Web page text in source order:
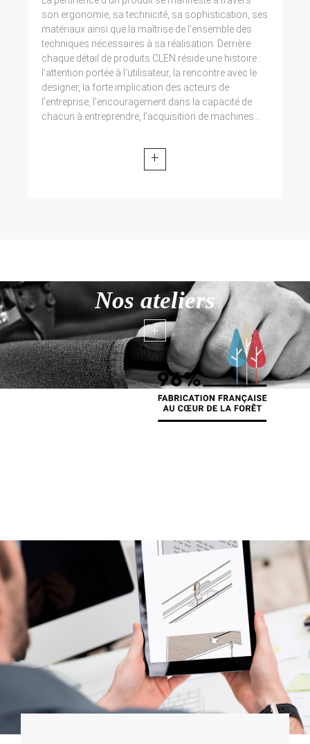
son ergonomie, sa technicité, sa sophistication, ses
matériaux ainsi que la maîtrise de l’ensemble des
techniques nécessaires à sa réalisation. Derrière
chaque détail de produits CLEN réside une histoire :
l’attention portée à l’utilisateur, la rencontre avec le
designer, la forte implication des acteurs de
l’entreprise, l’encouragement dans la capacité de
chacun à entreprendre, l’acquisition de machines...
+
Nos ateliers
+